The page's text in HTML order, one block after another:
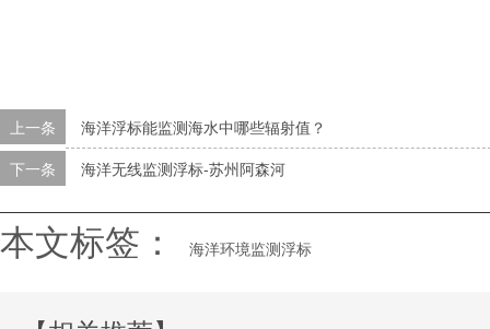
上一条
海洋浮标能监测海水中哪些辐射值？
下一条
海洋无线监测浮标-苏州阿森河
本文标签： 海洋环境监测浮标